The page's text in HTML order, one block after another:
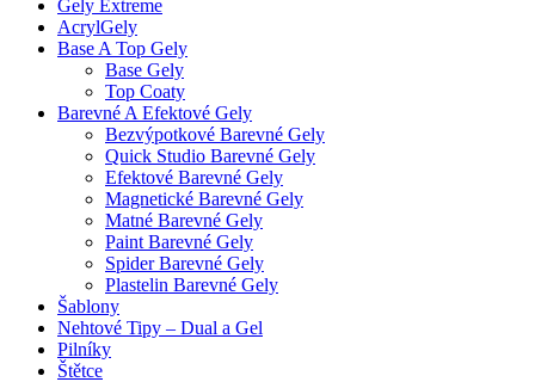
Gely Extreme
AcrylGely
Base A Top Gely
Base Gely
Top Coaty
Barevné A Efektové Gely
Bezvýpotkové Barevné Gely
Quick Studio Barevné Gely
Efektové Barevné Gely
Magnetické Barevné Gely
Matné Barevné Gely
Paint Barevné Gely
Spider Barevné Gely
Plastelin Barevné Gely
Šablony
Nehtové Tipy – Dual a Gel
Pilníky
Štětce